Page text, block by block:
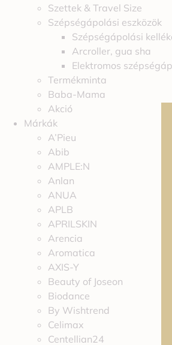
Szettek & Travel Size
Szépségápolási eszközök
Szépségápolási
Arcroller, gua sha
Elektromos
Termékminta
Baba-Mama
Akció
Márkák
A’Pieu
Abib
AMPLE:N
Anlan
ANUA
APLB
APRILSKIN
Arencia
Aromatica
AXIS-Y
Beauty of Joseon
Biodance
By Wishtrend
Celimax
Centellian24